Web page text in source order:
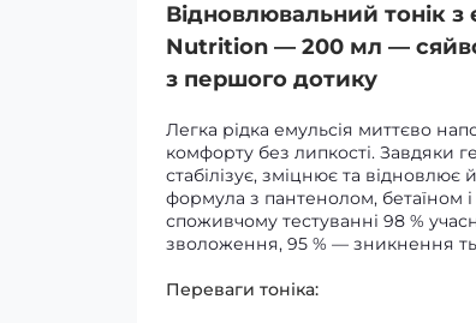
Відновлювальний тонік
Nutrition — 200 мл —
з першого дотику
Легка рідка емульсія миттєво
комфорту без липкості. Завдяки
стабілізує, зміцнює та
формула з пантенолом, бетаїном
споживчому тестуванні 98 %
зволоження, 95 % — зникнення
Переваги тоніка: